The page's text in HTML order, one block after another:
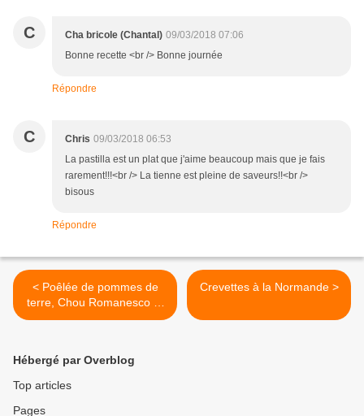
C Cha bricole (Chantal) 09/03/2018 07:06
Bonne recette <br /> Bonne journée
Répondre
C Chris 09/03/2018 06:53
La pastilla est un plat que j'aime beaucoup mais que je fais
rarement!!!<br /> La tienne est pleine de saveurs!!<br />
bisous
Répondre
< Poêlée de pommes de
terre, Chou Romanesco et
poitrine fumée.
Crevettes à la Normande >
Hébergé par Overblog
Top articles
Pages